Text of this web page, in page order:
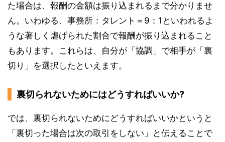
た場合は、報酬の金額は振り込まれるまで分かりませ
ん。いわゆる、事務所：タレント＝9：1といわれるよ
うな著しく虐げられた割合で報酬が振り込まれること
もあります。これらは、自分が「協調」で相手が「裏
切り」を選択したといえます。
裏切られないためにはどうすればいいか?
では、裏切られないためにどうすればいいかというと
「裏切った場合は次の取引をしない」と伝えることで